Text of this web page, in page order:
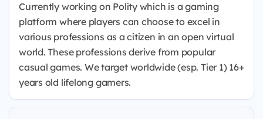
Currently working on Polity which is a gaming
platform where players can choose to excel in
various professions as a citizen in an open virtual
world. These professions derive from popular
casual games. We target worldwide (esp. Tier 1) 16+
years old lifelong gamers.